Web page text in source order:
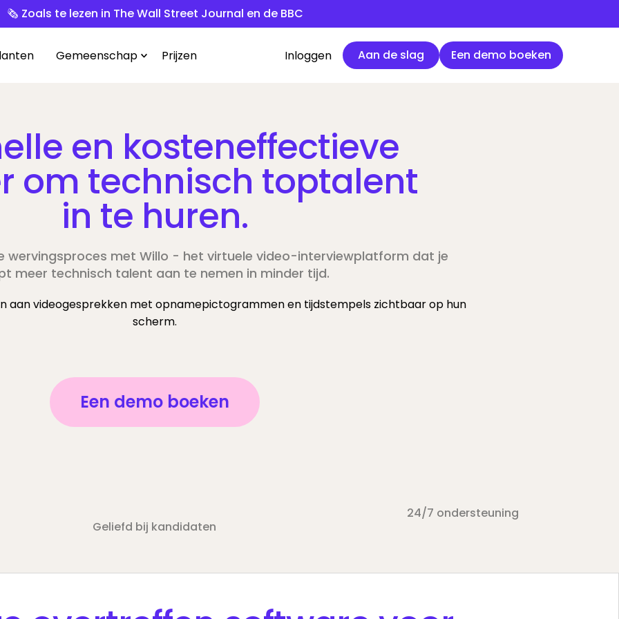
🗞️ Zoals te lezen in The Wall Street Journal en de BBC
Gemeenschap Prijzen Inloggen Aan de slag
Aan de slag Een demo boeken
Een demo boeken
en kosteneffectieve
om technisch toptalent
in te huren.
wervingsproces met Willo - het virtuele video-interviewplatform dat je
meer technisch talent aan te nemen in minder tijd.
Een demo boeken
Geliefd bij kandidaten
24/7 ondersteuning